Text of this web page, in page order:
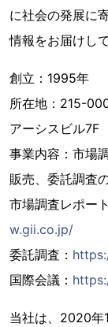
に社会の発展に
情報をお届けし
創立：1995年
所在地：215-
アーシスビル7F
事業内容：市場
販売、委託調査
市場調査レポー
w.gii.co.jp/
委託調査：
国際会議：
当社は、2020年